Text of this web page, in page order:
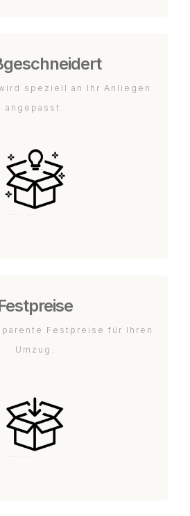
speziell an Ihr Anliegen
angepasst.
Festpreise für Ihren
Umzug.